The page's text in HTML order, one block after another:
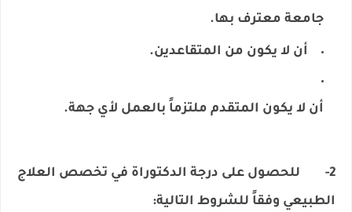
جامعة معترف بها.
أن لا يكون من المتقاعدين.
أن لا يكون المتقدم ملتزماً بالعمل لأي جهة.
2- للحصول على درجة الدكتوراة في تخصص العلاج
الطبيعي وفقاً للشروط التالية: